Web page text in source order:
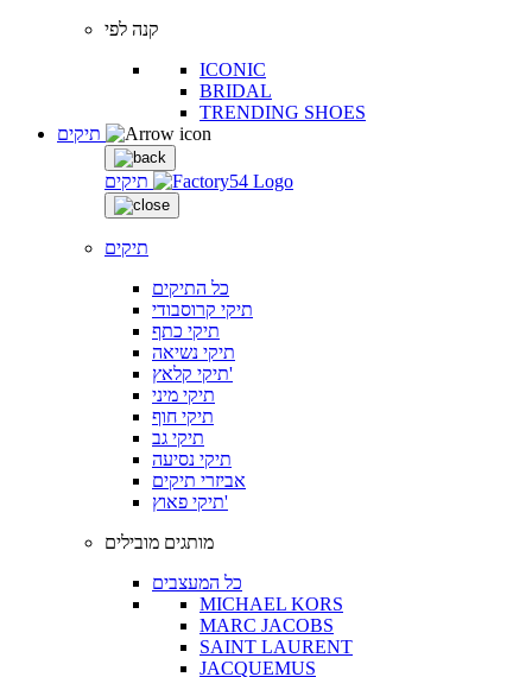
קנה לפי
ICONIC
BRIDAL
TRENDING SHOES
תיקים
תיקים
כל התיקים
תיקי קרוסבודי
תיקי כתף
תיקי נשיאה
תיקי קלאץ'
תיקי מיני
תיקי חוף
תיקי גב
תיקי נסיעה
אביזרי תיקים
תיקי פאוץ'
מותגים מובילים
כל המעצבים
MICHAEL KORS
MARC JACOBS
SAINT LAURENT
JACQUEMUS